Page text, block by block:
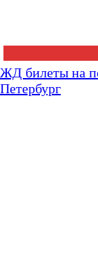
ЖД билеты на
Петербург